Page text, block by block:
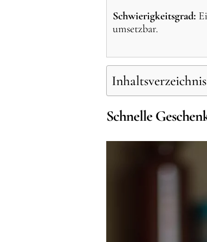
Schwierigkeitsgrad:
umsetzbar.
Inhaltsverzeichnis
Schnelle